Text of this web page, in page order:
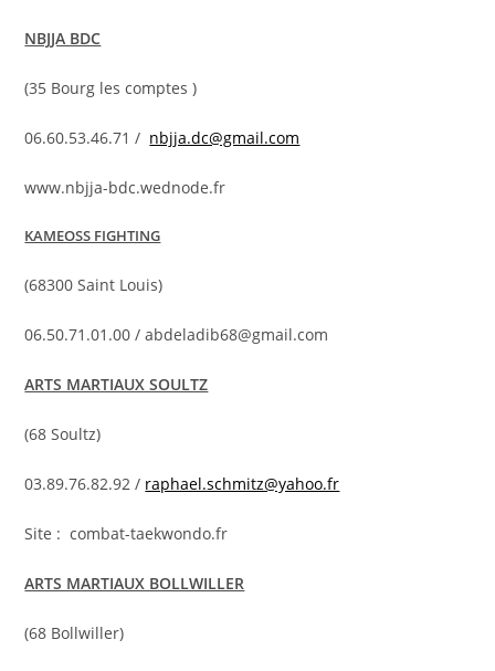
NBJJA BDC
(35 Bourg les comptes )
06.60.53.46.71 / nbjja.dc@gmail.com
www.nbjja-bdc.wednode.fr
KAMEOSS FIGHTING
(68300 Saint Louis)
06.50.71.01.00 / abdeladib68@gmail.com
ARTS MARTIAUX SOULTZ
(68 Soultz)
03.89.76.82.92 / raphael.schmitz@yahoo.fr
Site : combat-taekwondo.fr
ARTS MARTIAUX BOLLWILLER
(68 Bollwiller)